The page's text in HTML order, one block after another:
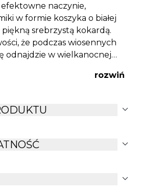
naczynie,
w formie koszyka o białej
srebrzystą kokardą.
że podczas wiosennych
odnajdzie w wielkanocnej
rozwiń
expand_more
expand_more
expand_more